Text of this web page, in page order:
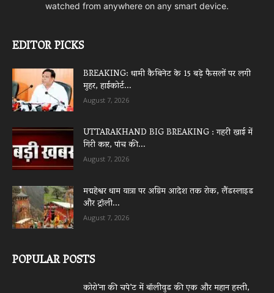
watched from anywhere on any smart device.
EDITOR PICKS
BREAKING: धामी कैबिनेट के 15 बड़े फैसलों पर लगी
मुहर, हाईकोर्ट...
August 7, 2026
UTTARAKHAND BIG BREAKING : गहरी खाई में
गिरी कार, पांच की...
August 7, 2026
मद्महेश्वर धाम यात्रा पर अग्रिम आदेश तक रोक, लैंडस्लाइड
और ट्रॉली...
August 7, 2026
POPULAR POSTS
कोरो’ना की चपे’ट में बॉलीवुड की एक और महान हस्ती,